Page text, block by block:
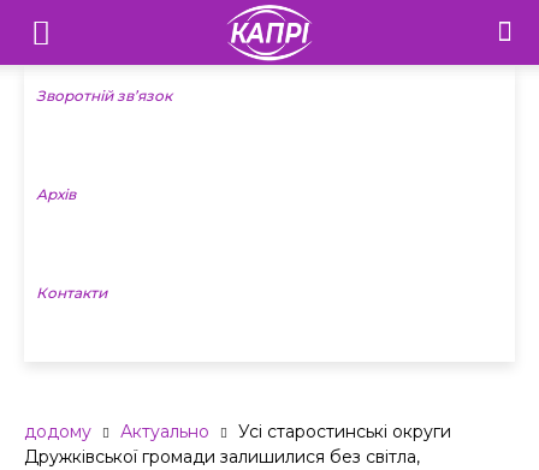
Телебачення
«Капрі»
Новини
Зворотній зв’язок
Архів
Контакти
додому Актуально
Усі старостинські округи
Дружківської громади залишилися без світла,